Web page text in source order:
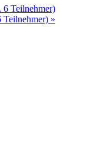
6 Teilnehmer)
Teilnehmer) »